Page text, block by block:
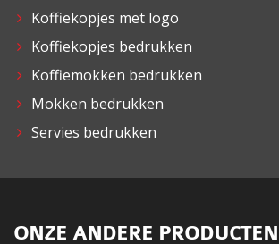
Koffiekopjes met logo
Koffiekopjes bedrukken
Koffiemokken bedrukken
Mokken bedrukken
Servies bedrukken
ONZE ANDERE PRODUCTEN